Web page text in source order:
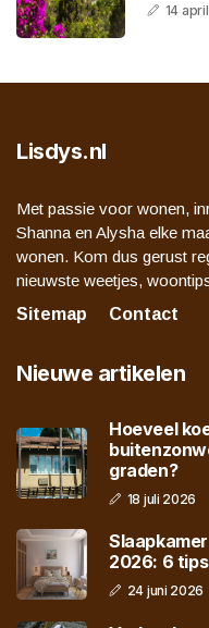
14
Lisdys.nl
Met passie voor wonen,
Shanna en Alysha elke
wonen. Kom dus gerust
nieuwste weetjes,
Sitemap
Contact
Nieuwe artikelen
Hoeveel
graden?
18 juli 2026
2026: 6
24 juni 2026